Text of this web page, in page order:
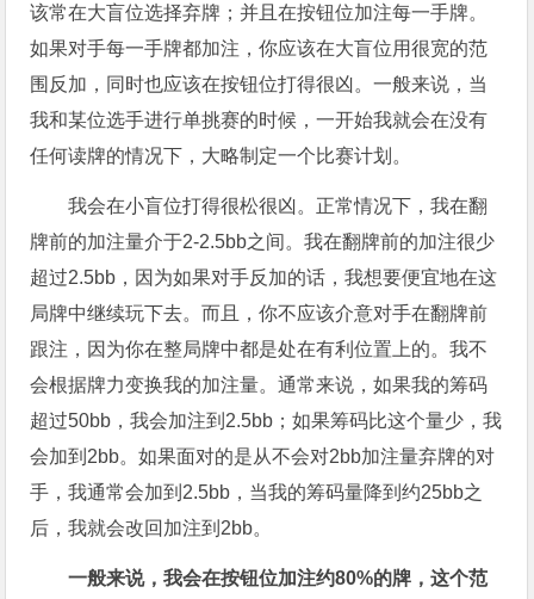
该常在大盲位选择弃牌；并且在按钮位加注每一手牌。
如果对手每一手牌都加注，你应该在大盲位用很宽的范
围反加，同时也应该在按钮位打得很凶。一般来说，当
我和某位选手进行单挑赛的时候，一开始我就会在没有
任何读牌的情况下，大略制定一个比赛计划。
我会在小盲位打得很松很凶。正常情况下，我在翻
牌前的加注量介于2-2.5bb之间。我在翻牌前的加注很少
超过2.5bb，因为如果对手反加的话，我想要便宜地在这
局牌中继续玩下去。而且，你不应该介意对手在翻牌前
跟注，因为你在整局牌中都是处在有利位置上的。我不
会根据牌力变换我的加注量。通常来说，如果我的筹码
超过50bb，我会加注到2.5bb；如果筹码比这个量少，我
会加到2bb。如果面对的是从不会对2bb加注量弃牌的对
手，我通常会加到2.5bb，当我的筹码量降到约25bb之
后，我就会改回加注到2bb。
一般来说，我会在按钮位加注约80%的牌，这个范